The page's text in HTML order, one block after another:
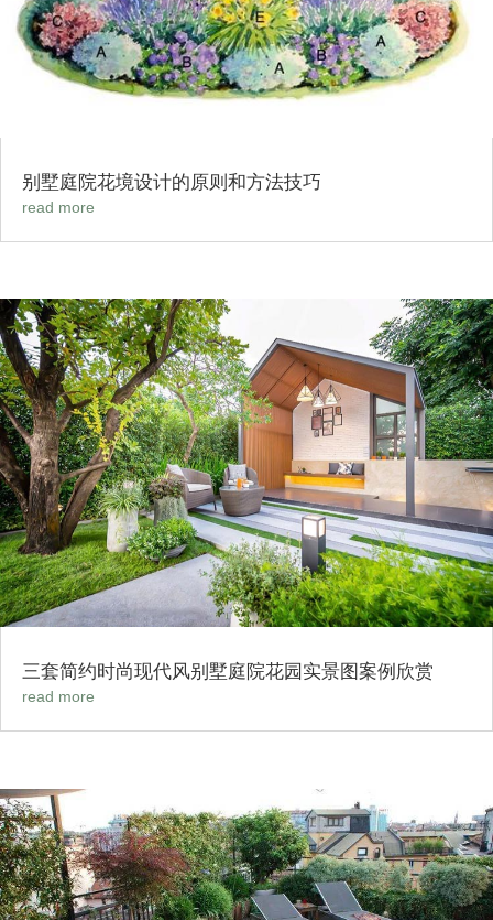
别墅庭院花境设计的原则和方法技巧
read more
三套简约时尚现代风别墅庭院花园实景图案例欣赏
read more